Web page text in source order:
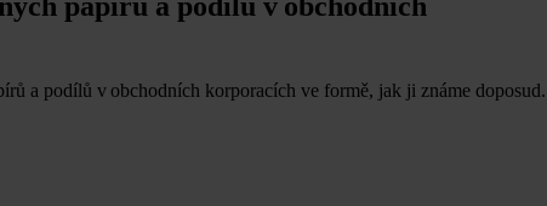
papírů a podílů v obchodních
a podílů v obchodních korporacích ve formě, jak ji známe doposud.